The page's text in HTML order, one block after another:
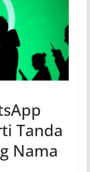
Tanda
Nama